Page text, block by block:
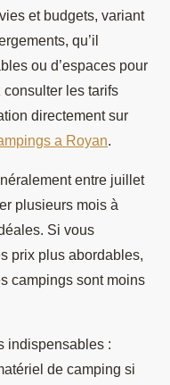
et budgets, variant
qu’il
ou d’espaces pour
consulter les tarifs
directement sur
a Royan.
entre juillet
plusieurs mois à
Si vous
prix plus abordables,
campings sont moins
indispensables :
de camping si